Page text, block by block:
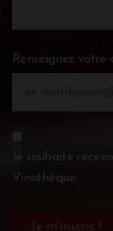
Renseignez votre
Je souhaite
Vinothèque.